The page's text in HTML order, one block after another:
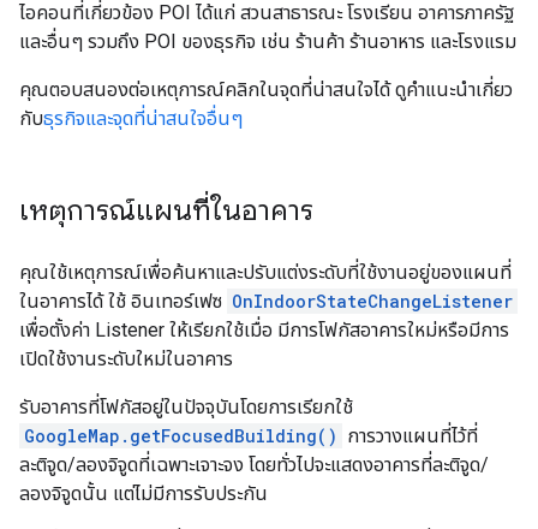
ไอคอนที่เกี่ยวข้อง POI ได้แก่ สวนสาธารณะ โรงเรียน อาคารภาครัฐ
และอื่นๆ รวมถึง POI ของธุรกิจ เช่น ร้านค้า ร้านอาหาร และโรงแรม
คุณตอบสนองต่อเหตุการณ์คลิกในจุดที่น่าสนใจได้ ดูคำแนะนำเกี่ยว
กับธุรกิจและจุดที่น่าสนใจอื่นๆ
เหตุการณ์แผนที่ในอาคาร
คุณใช้เหตุการณ์เพื่อค้นหาและปรับแต่งระดับที่ใช้งานอยู่ของแผนที่
ในอาคารได้ ใช้ อินเทอร์เฟซ OnIndoorStateChangeListener
เพื่อตั้งค่า Listener ให้เรียกใช้เมื่อ มีการโฟกัสอาคารใหม่หรือมีการ
เปิดใช้งานระดับใหม่ในอาคาร
รับอาคารที่โฟกัสอยู่ในปัจจุบันโดยการเรียกใช้
GoogleMap.getFocusedBuilding() การวางแผนที่ไว้ที่
ละติจูด/ลองจิจูดที่เฉพาะเจาะจง โดยทั่วไปจะแสดงอาคารที่ละติจูด/
ลองจิจูดนั้น แต่ไม่มีการรับประกัน